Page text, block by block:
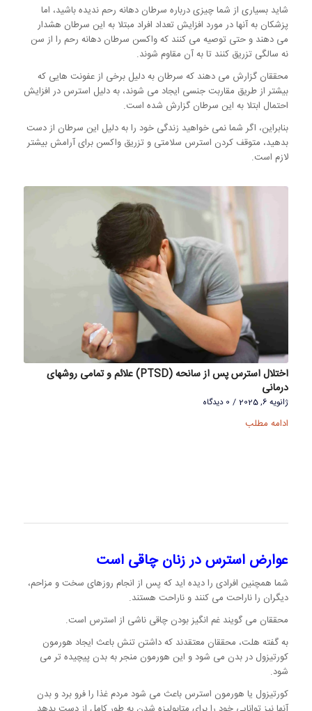
شاید بسیاری از شما چیزی درباره سرطان دهانه رحم ندیده باشید، اما
پزشکان به آنها در مورد افزایش تعداد افراد مبتلا به این سرطان هشدار
می دهند و حتی توصیه می کنند که واکسن سرطان دهانه رحم را از سن
نه سالگی تزریق کنند تا به آن مقاوم شوند.
محققان گزارش می دهند که سرطان به دلیل برخی از عفونت هایی که
بیشتر از طریق مقاربت جنسی ایجاد می شوند، به دلیل استرس در افزایش
احتمال ابتلا به این سرطان گزارش شده است.
بنابراین، اگر شما نمی خواهید زندگی خود را به دلیل این سرطان از دست
بدهید، متوقف کردن استرس سلامتی و تزریق واکسن برای آرامش بیشتر
لازم است.
اختلال استرس پس از سانحه (PTSD) علائم و تمامی روشهای
درمانی
ژانویه 6, 2025 / 0 دیدگاه
ادامه مطلب
عوارض استرس در زنان چاقی است
شما همچنین افرادی را دیده اید که پس از انجام روزهای سخت و مزاحم،
دیگران را ناراحت می کنند و ناراحت هستند.
محققان می گویند غم انگیز بودن چاقی ناشی از استرس است.
به گفته هلت، محققان معتقدند که داشتن تنش باعث ایجاد هورمون
کورتیزول در بدن می شود و این هورمون منجر به بدن پیچیده تر می
شود.
کورتیزول یا هورمون استرس باعث می شود مردم غذا را فرو برد و بدن